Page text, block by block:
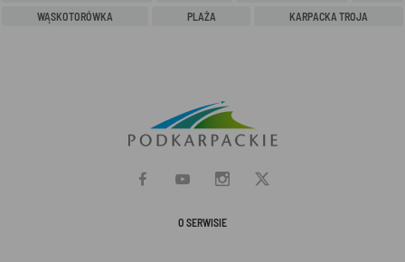
WĄSKOTORÓWKA
PLAŻA KARPACKA TROJA
O SERWISIE